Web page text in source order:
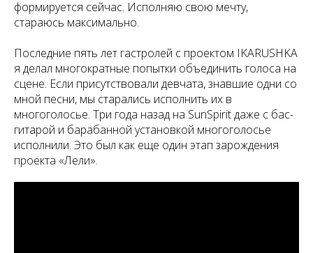
формируется сейчас. Исполняю свою мечту,
стараюсь максимально.
Последние пять лет гастролей с проектом IKARUSHKA
я делал многократные попытки объединить голоса на
сцене. Если присутствовали девчата, знавшие одни со
мной песни, мы старались исполнить их в
многоголосье. Три года назад на SunSpirit даже с бас-
гитарой и барабанной установкой многоголосье
исполнили. Это был как еще один этап зарождения
проекта «Лели».